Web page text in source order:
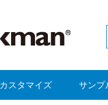
カスタマイズ サンプ